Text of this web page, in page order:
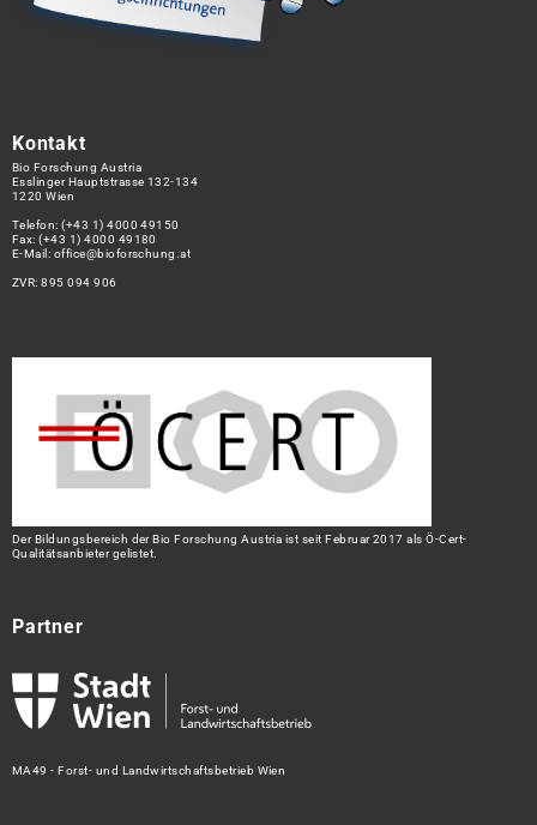
Kontakt
Bio Forschung Austria
Esslinger Hauptstrasse 132-134
1220 Wien
Telefon:(+43 1) 4000 49150
Fax: (+43 1) 4000 49180
E-Mail: office@bioforschung.at
ZVR: 895 094 906
Der Bildungsbereich der Bio Forschung Austria ist seit Februar 2017 als Ö-Cert-
Qualitätsanbieter gelistet.
Partner
MA49 - Forst- und Landwirtschaftsbetrieb Wien